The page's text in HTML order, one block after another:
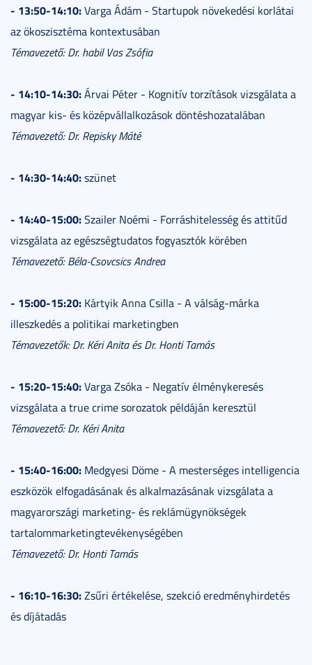
- 13:50-14:10:Varga Ádám - Startupok növekedési korlátai
az ökoszisztéma kontextusában
Témavezető: Dr. habil Vas Zsófia
- 14:10-14:30:Árvai Péter - Kognitív torzítások vizsgálata a
magyar kis- és középvállalkozások döntéshozatalában
Témavezető: Dr. Repisky Máté
- 14:30-14:40:szünet
- 14:40-15:00:Szailer Noémi - Forráshitelesség és attitűd
vizsgálata az egészségtudatos fogyasztók körében
Témavezető: Béla-Csovcsics Andrea
- 15:00-15:20: Kártyik Anna Csilla - A válság-márka
illeszkedés a politikai marketingben
Témavezetők: Dr. Kéri Anita és Dr. Honti Tamás
- 15:20-15:40:Varga Zsóka - Negatív élménykeresés
vizsgálata a true crime sorozatok példáján keresztül
Témavezető: Dr. Kéri Anita
- 15:40-16:00: Medgyesi Döme - A mesterséges intelligencia
eszközök elfogadásának és alkalmazásának vizsgálata a
magyarországi marketing- és reklámügynökségek
tartalommarketingtevékenységében
Témavezető: Dr. Honti Tamás
- 16:10-16:30:Zsűri értékelése, szekció eredményhirdetés
és díjátadás